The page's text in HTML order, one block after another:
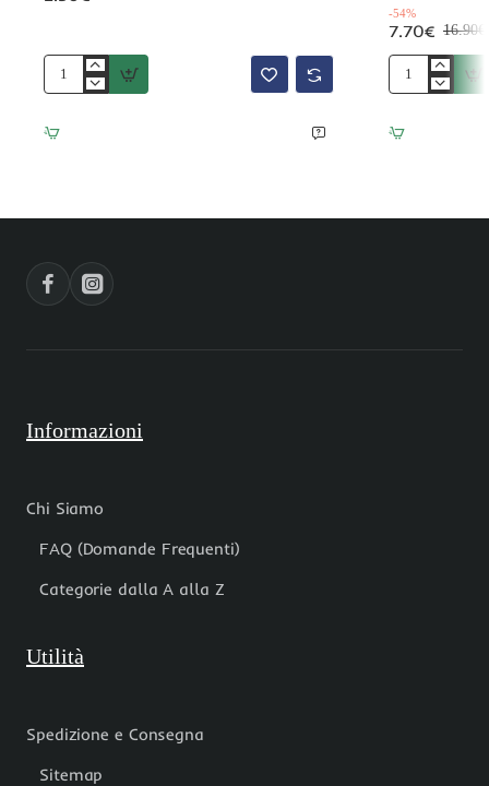
Charms
stella
Marina
-54%
7.70€ 16.90€
Charms
acciaio
Informazioni
Chi Siamo
FAQ (Domande Frequenti)
Categorie dalla A alla Z
Utilità
Spedizione e Consegna
Sitemap